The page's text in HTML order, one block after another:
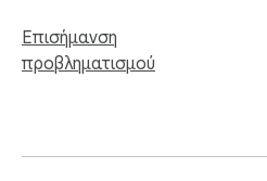
Επισήμανση
προβληματισμού